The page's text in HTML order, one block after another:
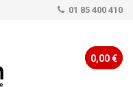
01 85 400 410
0,00 €